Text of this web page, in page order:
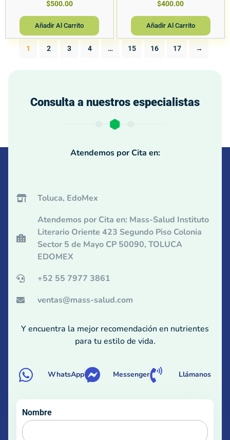
$500.00
Añadir Al Carrito
$400.00
Añadir Al Carrito
1 2 3 4 … 15 16 17 →
Consulta a nuestros especialistas
Atendemos por Cita en:
Toluca, EdoMex
Atendemos por Cita en: Mass-Salud Instituto
Literario Oriente 423 Segundo Piso Colonia
Sector 5 de Mayo CP 50090, TOLUCA
EDOMEX
+52 55 7977 3861
ventas@mass-salud.com
Y encuentra la mejor recomendación en nutrientes
para tu estilo de vida.
WhatsApp Messenger Llámanos
Nombre